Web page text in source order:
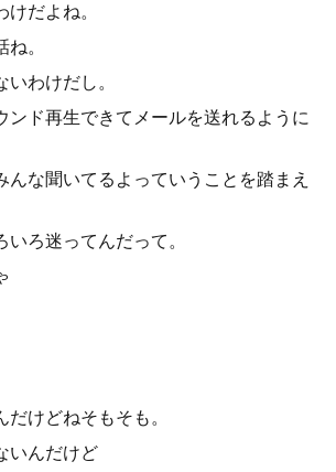
だよね。
。
わけだし。
ンド再生できてメールを送れるように
んな聞いてるよっていうことを踏まえ
ろ迷ってんだって。
だけどねそもそも。
いんだけど